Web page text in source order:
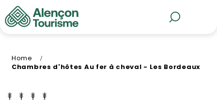
Aller
au
contenu
Home
Chambres d'hôtes Au fer à cheval - Les Bordeaux